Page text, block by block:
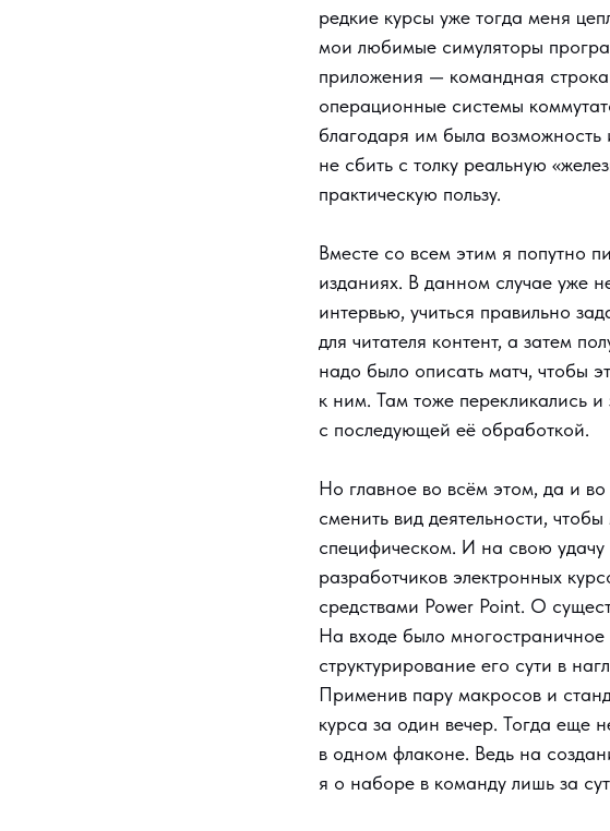
редкие курсы уже тогда меня
мои любимые симуляторы
приложения — командная
операционные системы
благодаря им была возможность
не сбить с толку реальную
практическую пользу.
Вместе со всем этим я попутно
изданиях. В данном случае уже
интервью, учиться правильно
для читателя контент, а затем
надо было описать матч, чтобы
к ним. Там тоже перекликались
с последующей её обработкой.
Но главное во всём этом, да и
сменить вид деятельности,
специфическом. И на свою
разработчиков электронных
средствами Power Point. О
На входе было многостраничное
структурирование его сути в
Применив пару макросов и
курса за один вечер. Тогда еще
в одном флаконе. Ведь на
я о наборе в команду лишь за